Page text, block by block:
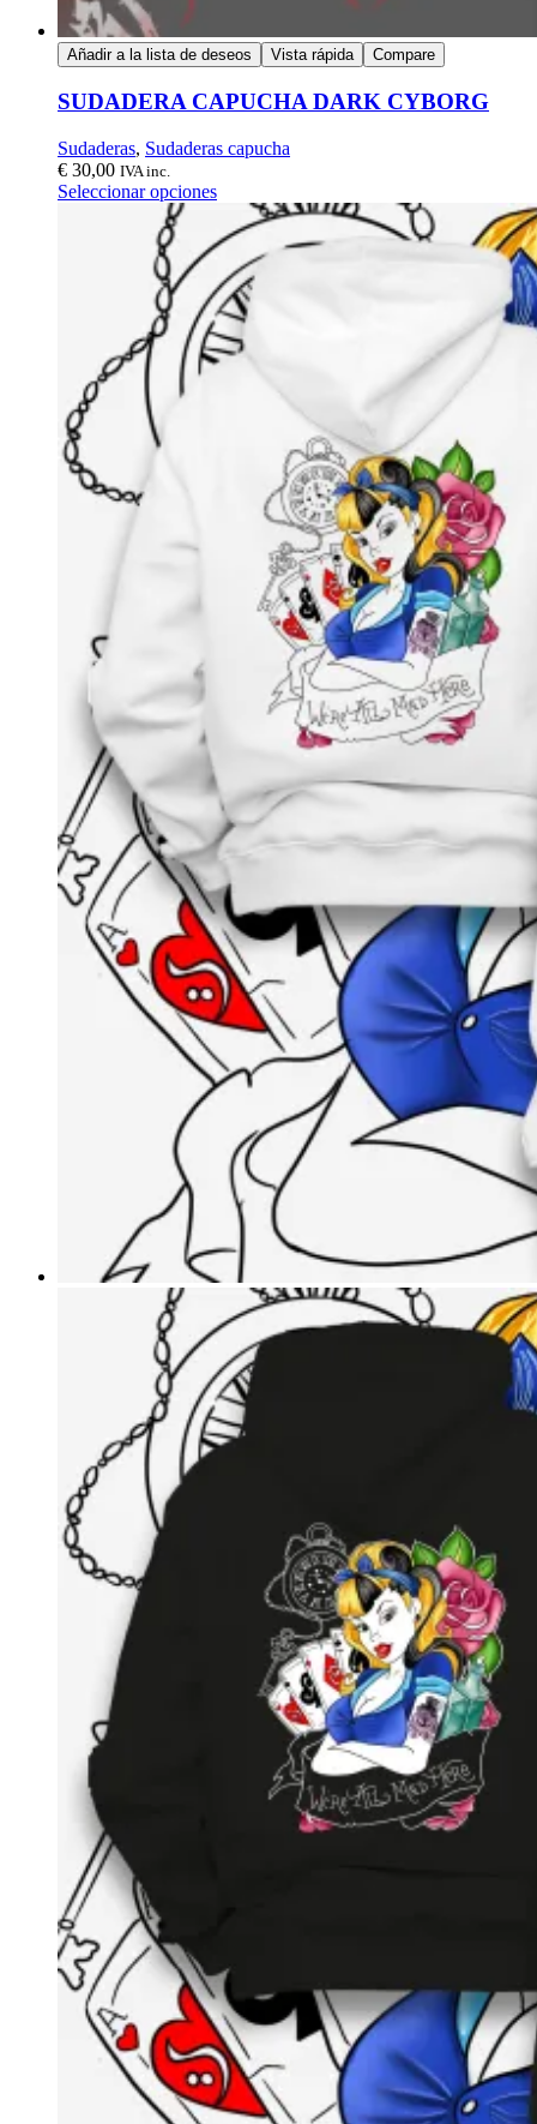
Añadir a la lista de deseos Vista rápida Compare
SUDADERA CAPUCHA DARK CYBORG
Sudaderas, Sudaderas capucha
€ 30,00 IVA inc.
Seleccionar opciones